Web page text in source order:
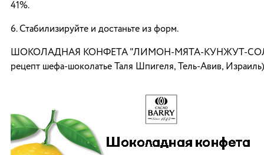
41%.
6. Стабилизируйте и достаньте из форм.
ШОКОЛАДНАЯ КОНФЕТА "ЛИМОН-МЯТА-КУНЖУТ-
рецепт шефа-шоколатье Таля Шпигеля, Тель-Авив, Израиль)